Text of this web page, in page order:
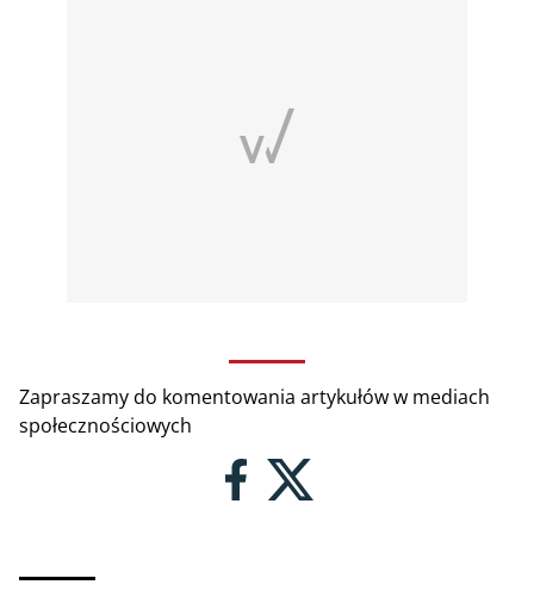
Zapraszamy do komentowania artykułów w mediach
społecznościowych